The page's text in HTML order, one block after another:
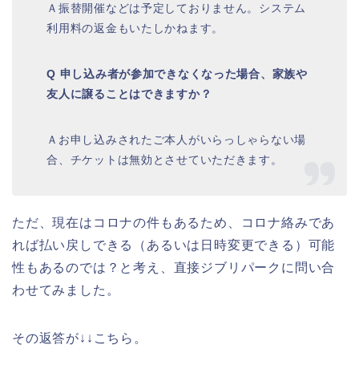
Ａ振替開催などは予定しておりません。システム
利用料の返金もいたしかねます。
Q 申し込み者が参加できなくなった場合、家族や
友人に譲ることはできますか？
Ａお申し込みされたご本人がいらっしゃらない場
合、チケットは無効とさせていただきます。
ただ、現在はコロナの件もあるため、コロナ絡みであ
れば払い戻しできる（あるいは日時変更できる）可能
性もあるのでは？と考え、直接ジブリパークに問い合
わせてみました。
その返答が↓↓こちら。